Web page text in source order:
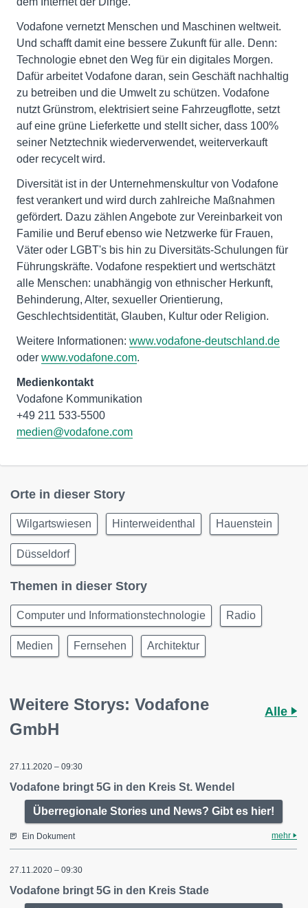
Vodafone vernetzt Menschen und Maschinen weltweit.
Und schafft damit eine bessere Zukunft für alle. Denn:
Technologie ebnet den Weg für ein digitales Morgen.
Dafür arbeitet Vodafone daran, sein Geschäft nachhaltig
zu betreiben und die Umwelt zu schützen. Vodafone
nutzt Grünstrom, elektrisiert seine Fahrzeugflotte, setzt
auf eine grüne Lieferkette und stellt sicher, dass 100%
seiner Netztechnik wiederverwendet, weiterverkauft
oder recycelt wird.
Diversität ist in der Unternehmenskultur von Vodafone
fest verankert und wird durch zahlreiche Maßnahmen
gefördert. Dazu zählen Angebote zur Vereinbarkeit von
Familie und Beruf ebenso wie Netzwerke für Frauen,
Väter oder LGBT's bis hin zu Diversitäts-Schulungen für
Führungskräfte. Vodafone respektiert und wertschätzt
alle Menschen: unabhängig von ethnischer Herkunft,
Behinderung, Alter, sexueller Orientierung,
Geschlechtsidentität, Glauben, Kultur oder Religion.
Weitere Informationen: www.vodafone-deutschland.de
oder www.vodafone.com.
Medienkontakt
Vodafone Kommunikation
medien@vodafone.com
Orte in dieser Story
Wilgartswiesen Hinterweidenthal Hauenstein
Düsseldorf
Themen in dieser Story
Computer und Informationstechnologie Radio
Medien Fernsehen Architektur
Weitere Storys: Vodafone
GmbH
Alle
27.11.2020 – 09:30
Vodafone bringt 5G in den Kreis St. Wendel
Überregionale Stories und News? Gibt es hier!
Ein Dokument mehr
27.11.2020 – 09:30
Vodafone bringt 5G in den Kreis Stade